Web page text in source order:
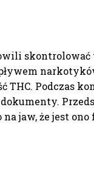
skontrolować
Podczas
jaw, że jest ono